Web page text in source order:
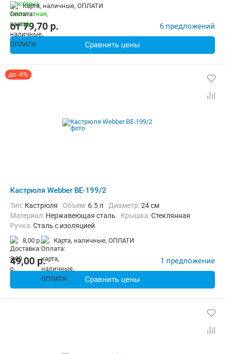
карта, наличные, ОПЛАТИ
от79,70 p. 6 предложений
Сравнить цены
до -6%
Кастрюля Webber BE-199/2
Тип: Кастрюля Объем: 6.5 л Диаметр:24 см
материал: Нержавеющая сталь крышка:Стеклянная
ручка:Сталь с изоляцией
8,00 р. карта, наличные, ОПЛАТИ
49,00 p. 1 предложение
Сравнить цены